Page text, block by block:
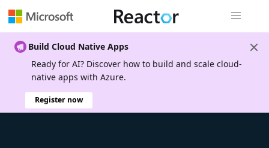
Build Cloud Native Apps
Ready for AI? Discover how to build and scale cloud-
native apps with Azure.
Register now